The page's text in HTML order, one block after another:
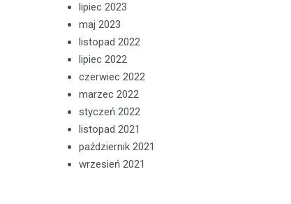
lipiec 2023
maj 2023
listopad 2022
lipiec 2022
czerwiec 2022
marzec 2022
styczeń 2022
listopad 2021
październik 2021
wrzesień 2021